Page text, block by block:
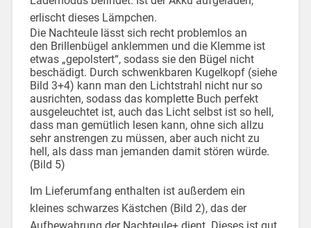
erlischt dieses Lämpchen.
Die Nachteule lässt sich recht problemlos an
den Brillenbügel anklemmen und die Klemme ist
etwas „gepolstert“, sodass sie den Bügel nicht
beschädigt. Durch schwenkbaren Kugelkopf (siehe
Bild 3+4) kann man den Lichtstrahl nicht nur so
ausrichten, sodass das komplette Buch perfekt
ausgeleuchtet ist, auch das Licht selbst ist so hell,
dass man gemütlich lesen kann, ohne sich allzu
sehr anstrengen zu müssen, aber auch nicht zu
hell, als dass man jemanden damit stören würde.
(Bild 5)
Im Lieferumfang enthalten ist außerdem ein
kleines schwarzes Kästchen (Bild 2), das der